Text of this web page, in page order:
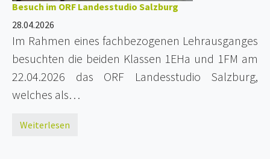
Besuch im ORF Landesstudio Salzburg
28.04.2026
Im Rahmen eines fachbezogenen Lehrausganges
besuchten die beiden Klassen 1EHa und 1FM am
22.04.2026 das ORF Landesstudio Salzburg,
welches als…
Weiterlesen